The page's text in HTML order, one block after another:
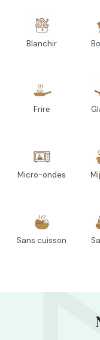
Blanchir
Frire
Micro-ondes
Sans cuisson